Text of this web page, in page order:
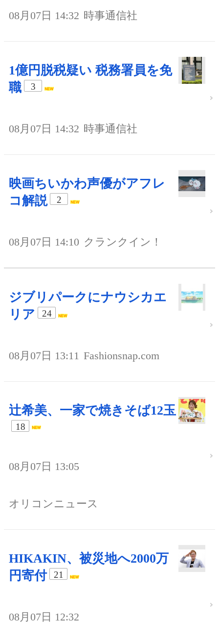
08月07日 14:32 時事通信社
1億円脱税疑い 税務署員を免
職
3
08月07日 14:32 時事通信社
映画ちいかわ声優がアフレ
コ解説
2
08月07日 14:10 クランクイン！
ジブリパークにナウシカエ
リア
24
08月07日 13:11 Fashionsnap.com
辻希美、一家で焼きそば12玉
18
08月07日 13:05
オリコンニュース
HIKAKIN、被災地へ2000万
円寄付
21
08月07日 12:32